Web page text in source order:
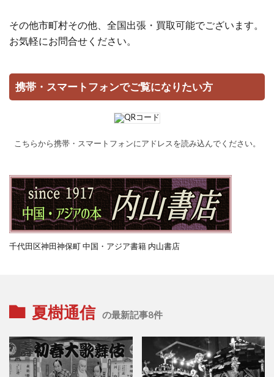
その他市町村その他、全国出張・買取可能でございます。
お気軽にお問合せください。
携帯・スマートフォンでご覧になりたい方
こちらから携帯・スマートフォンにアドレスを読み込んでください。
千代田区神田神保町 中国・アジア書籍 内山書店
夏樹通信 の最新記事8件